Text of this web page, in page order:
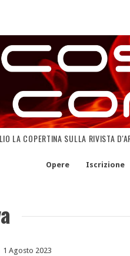
LA COPERTINA SULLA RIVISTA
Opere Iscrizione
1 Agosto 2023